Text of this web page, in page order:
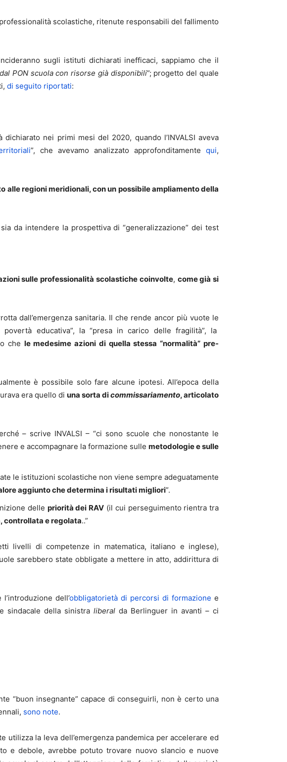
scolastiche, ritenute responsabili del fallimento
sugli istituti dichiarati inefficaci, sappiamo che il
PON scuola con risorse già disponibili”; progetto del quale
di seguito riportati:
nei primi mesi del 2020, quando l’INVALSI aveva
”, che avevamo analizzato approfonditamente qui,
alle regioni meridionali, con un possibile ampliamento della
da intendere la prospettiva di “generalizzazione” dei test
sulle professionalità scolastiche coinvolte, come già si
dall’emergenza sanitaria. Il che rende ancor più vuote le
educativa”, la “presa in carico delle fragilità”, la
che le medesime azioni di quella stessa “normalità” pre-
è possibile solo fare alcune ipotesi. All’epoca della
era quello di una sorta dicommissariamento, articolato
– scrive INVALSI – “ci sono scuole che nonostante le
e accompagnare la formazione sulle metodologie e sulle
le istituzioni scolastiche non viene sempre adeguatamente
aggiunto che determina i risultati migliori”.
delle priorità dei RAV (il cui perseguimento rientra tra
controllata e regolata..”
livelli di competenze in matematica, italiano e inglese),
sarebbero state obbligate a mettere in atto, addirittura di
dell’obbligatorietà di percorsi di formazione e
sindacale della sinistraliberalda Berlinguer in avanti – ci
“buon insegnante” capace di conseguirli, non è certo una
sono note.
utilizza la leva dell’emergenza pandemica per accelerare ed
e debole, avrebbe potuto trovare nuovo slancio e nuove